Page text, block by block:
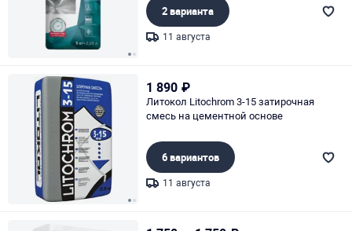
2 варианта
11 августа
1 890 ₽
Литокол Litochrom 3-15 затирочная
смесь на цементной основе
6 вариантов
11 августа